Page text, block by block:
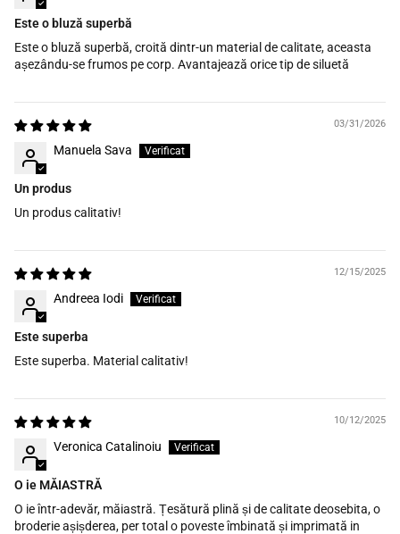
Este o bluză superbă
Este o bluză superbă, croită dintr-un material de calitate, aceasta
așezându-se frumos pe corp. Avantajează orice tip de siluetă
03/31/2026
Manuela Sava
Un produs
Un produs calitativ!
12/15/2025
Andreea Iodi
Este superba
Este superba. Material calitativ!
10/12/2025
Veronica Catalinoiu
O ie MĂIASTRĂ
O ie într-adevăr, măiastră. Țesătură plină și de calitate deosebita, o
broderie așișderea, per total o poveste îmbinată și imprimată in